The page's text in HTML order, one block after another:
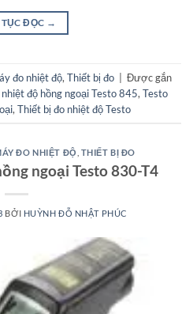
ĐỌC →
đo nhiệt độ, Thiết bị đo
Được gắn
nhiệt độ hồng ngoại Testo 845, Testo
, Thiết bị đo nhiệt độ Testo
ĐO NHIỆT ĐỘ THIẾT BỊ ĐO
ngoại Testo 830-T4
BỞI HUỲNH ĐỖ NHẬT PHÚC